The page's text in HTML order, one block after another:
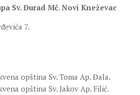
Sv. Đurad Mč. Novi Kneževac
7.
opština Sv. Toma Ap. Đala.
opština Sv. Jakov Ap. Filić.